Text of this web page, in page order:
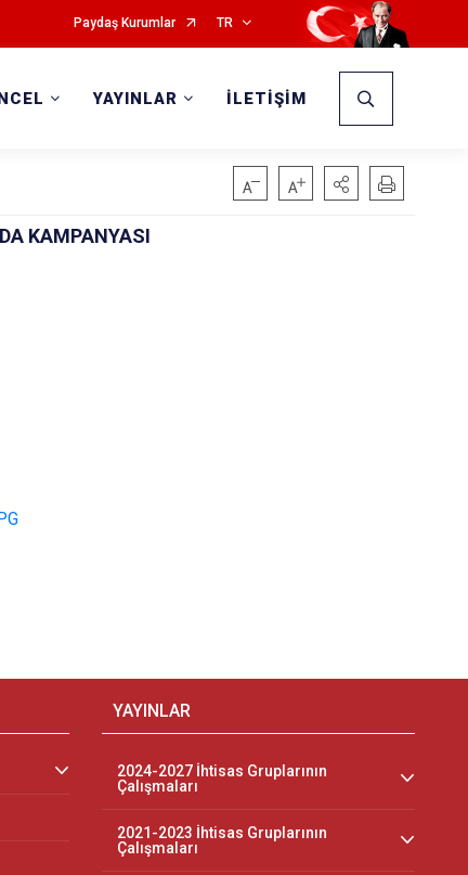
Paydaş Kurumlar TR
YAYINLAR İLETİŞİM
KAMPANYASI
YAYINLAR
2024-2027 İhtisas Gruplarının
Çalışmaları
2021-2023 İhtisas Gruplarının
Çalışmaları